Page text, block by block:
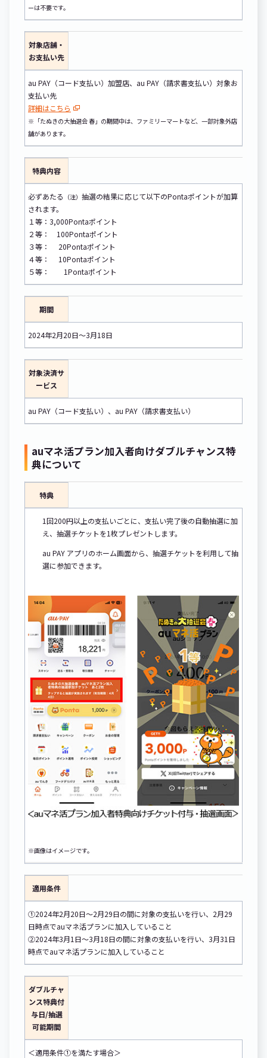
ーは不要です。
対象店舗・
お支払い先
au PAY（コード支払い）加盟店、au PAY（請求書支払い）対象お
支払い先
詳細はこちら
※「たぬきの大抽選会 春」の期間中は、ファミリーマートなど、一部対象外店
舗があります。
特典内容
必ずあたる （注） 抽選の結果に応じて以下のPontaポイントが加算
されます。
１等：3,000Pontaポイント
２等： 100Pontaポイント
３等： 20Pontaポイント
４等： 10Pontaポイント
５等： 1Pontaポイント
期間
2024年2月20日～3月18日
対象決済サ
ービス
au PAY（コード支払い）、au PAY（請求書支払い）
auマネ活プラン加入者向けダブルチャンス特
典について
特典
1回200円以上の支払いごとに、支払い完了後の自動抽選に加
え、抽選チケットを1枚プレゼントします。
au PAY アプリのホーム画面から、抽選チケットを利用して抽
選に参加できます。
※画像はイメージです。
適用条件
①2024年2月20日～2月29日の間に対象の支払いを行い、2月29
日時点でauマネ活プランに加入していること
②2024年3月1日～3月18日の間に対象の支払いを行い、3月31日
時点でauマネ活プランに加入していること
ダブルチャ
ンス特典付
与日/抽選
可能期間
＜適用条件①を満たす場合＞